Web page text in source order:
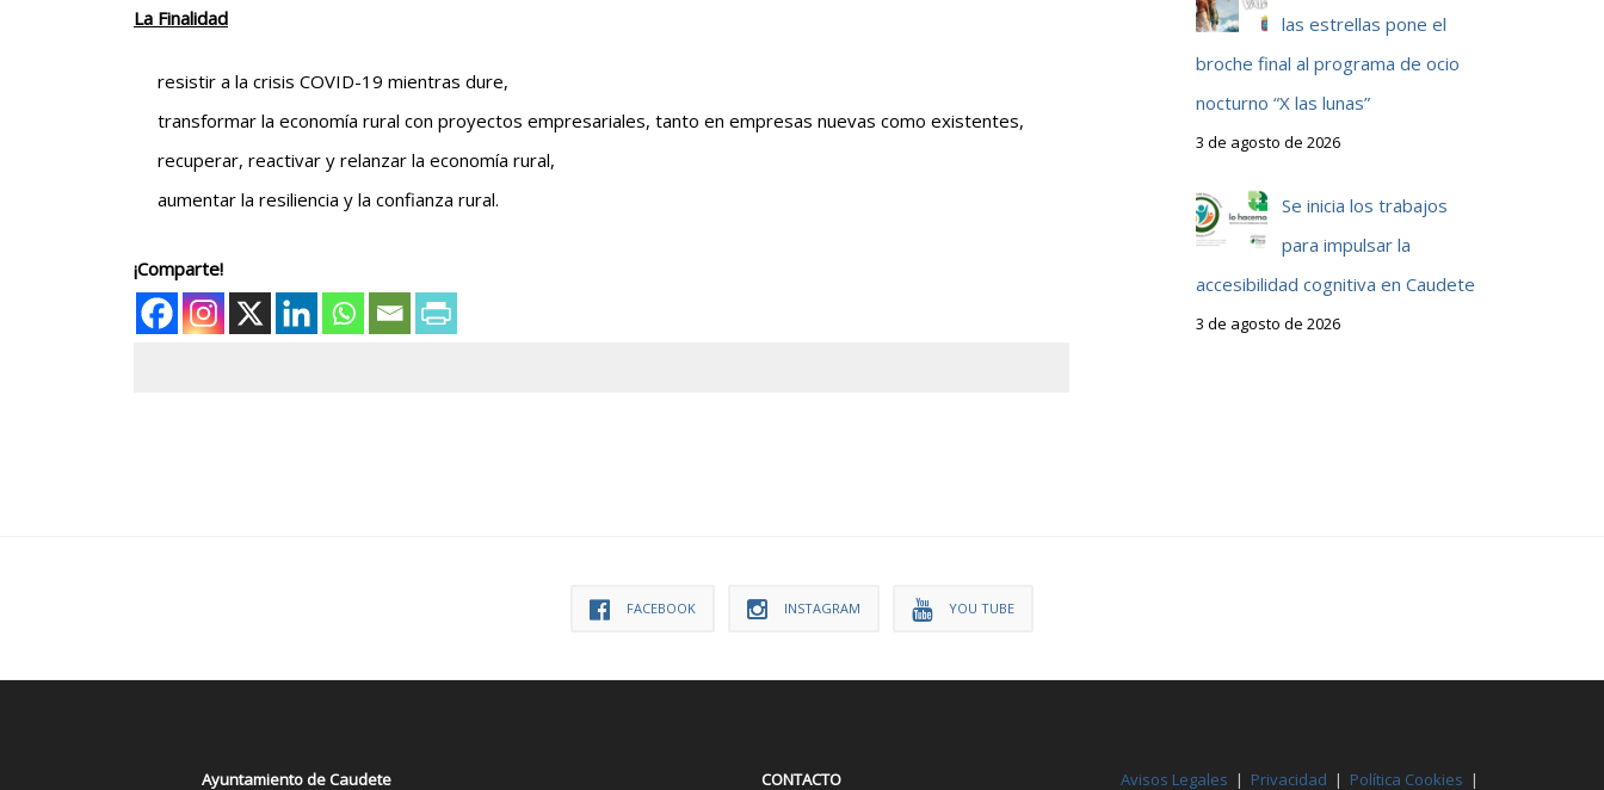
La Finalidad
resistir a la crisis COVID-19 mientras dure,
transformar la economía rural con proyectos empresariales, tanto en empresas nuevas como existentes,
recuperar, reactivar y relanzar la economía rural,
aumentar la resiliencia y la confianza rural.
¡Comparte!
las estrellas pone el
broche final al programa de ocio
nocturno “X las lunas”
3 de agosto de 2026
Se inicia los trabajos
para impulsar la
accesibilidad cognitiva en Caudete
3 de agosto de 2026
FACEBOOK INSTAGRAM YOU TUBE
Ayuntamiento de Caudete CONTACTO Avisos Legales | Privacidad | Política Cookies |